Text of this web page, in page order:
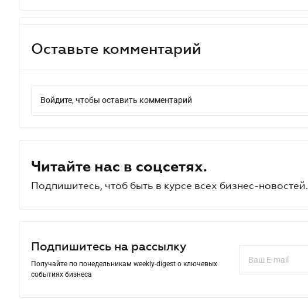
Оставьте комментарий
Войдите, чтобы оставить комментарий
Читайте нас в соцсетях.
Подпишитесь, чтоб быть в курсе всех бизнес-новостей.
Подпишитесь на рассылку
Получайте по понедельникам weekly-digest о ключевых
событиях бизнеса